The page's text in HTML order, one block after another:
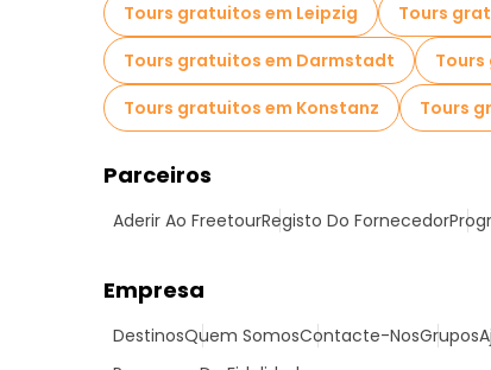
Tours gratuitos em Leipzig
Tours
Tours gratuitos em Darmstadt
Tours gratuitos em Konstanz
Tours
Parceiros
Aderir Ao FreetourRegisto Do Fornecedor
Empresa
DestinosQuem SomosContacte-NosGrupos